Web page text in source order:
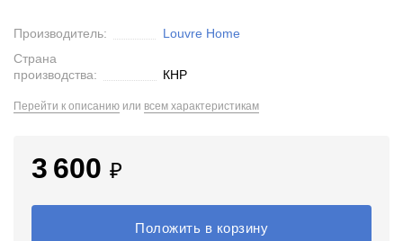
Производитель:
Louvre Home
Страна
производства:
КНР
Перейти к описанию или всем характеристикам
3 600 ₽
Положить в корзину